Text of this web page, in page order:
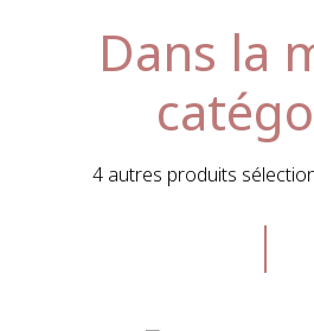
Dans la
4 autres produits